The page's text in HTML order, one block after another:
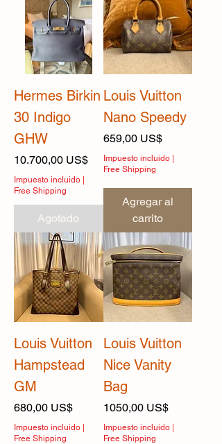
Hermes Birkin
30 Indigo
GHW
Precio
10.700,00 US$
Impuesto incluido
Free Shipping
Agotado
Louis Vuitton
Nano Speedy
Precio
659,00 US$
Impuesto incluido|
Free Shipping
Agregar al
carrito
Louis Vuitton
Hampstead
GM
Precio
680,00 US$
Impuesto incluido |
Free Shipping
Louis Vuitton
Nice Vanity
Bag
Precio
1050,00 US$
Impuesto incluido|
Free Shipping